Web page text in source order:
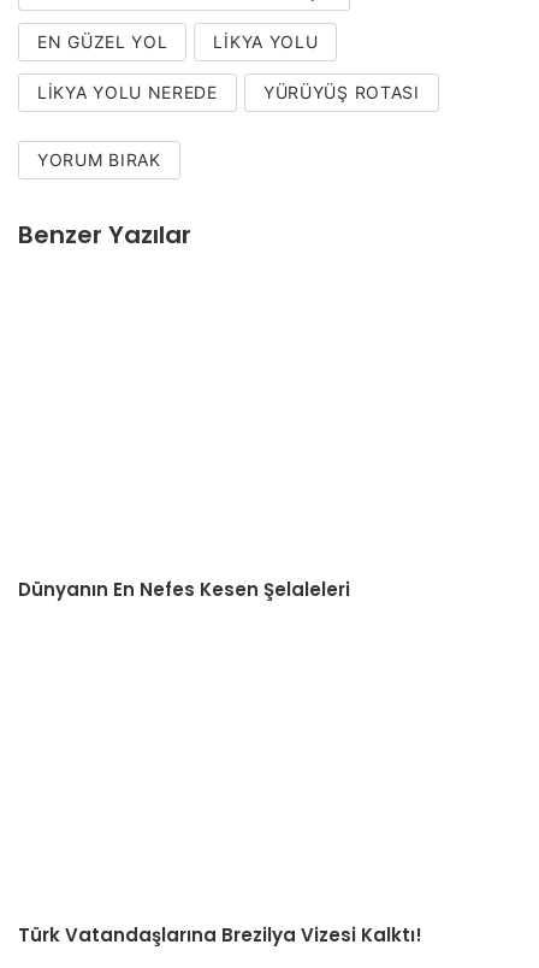
EN GÜZEL YOL LIKYA YOLU
LIKYA YOLU NEREDE YÜRÜYÜŞ ROTASI
YORUM BIRAK
Benzer Yazılar
Dünyanın En Nefes Kesen Şelaleleri
Türk Vatandaşlarına Brezilya Vizesi Kalktı!